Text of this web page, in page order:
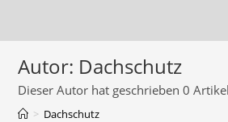
Autor: Dachschutz
Dieser Autor hat geschrieben 0 Artikel
> Dachschutz